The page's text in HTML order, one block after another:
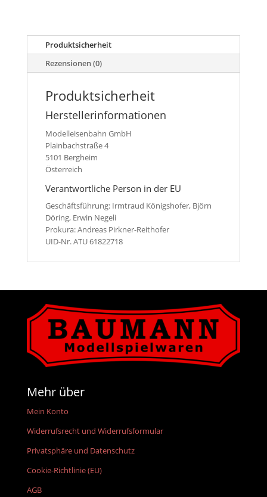
für
Fleischmann
7071
Produktsicherheit
Rezensionen (0)
Produktsicherheit
Herstellerinformationen
Modelleisenbahn GmbH
Plainbachstraße 4
5101 Bergheim
Österreich
Verantwortliche Person in der EU
Geschäftsführung: Irmtraud Königshofer, Björn
Döring, Erwin Negeli
Prokura: Andreas Pirkner-Reithofer
UID-Nr. ATU 61822718
Mehr über
Mein Konto
Widerrufsrecht und Widerrufsformular
Privatsphäre und Datenschutz
Cookie-Richtlinie (EU)
AGB